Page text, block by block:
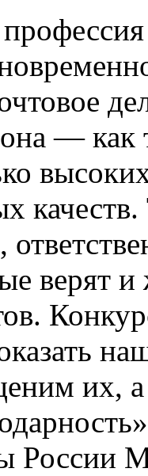
— как
качеств.
верят
их,
России